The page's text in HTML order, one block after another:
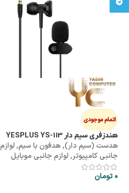
اتمام موجودی
هندزفری سیم دار YESPLUS YS-113
هدست (سیم دار),هدفون با سیم,لوازم
جانبی کامپیوتر,لوازم جانبی موبایل
0 تومان